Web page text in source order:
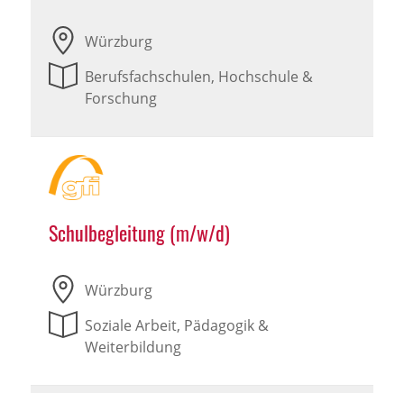
Würzburg
Berufsfachschulen, Hochschule &
Forschung
Schulbegleitung (m/w/d)
Würzburg
Soziale Arbeit, Pädagogik &
Weiterbildung